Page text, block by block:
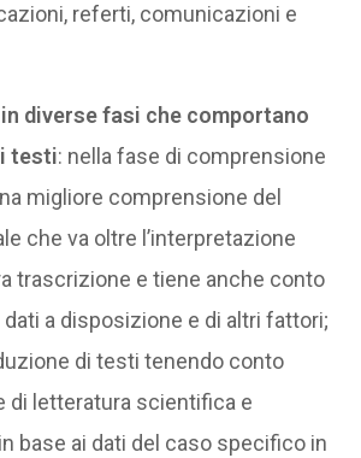
referti, comunicazioni e
in diverse fasi che comportano
testi: nella fase di comprensione
migliore comprensione del
che va oltre l’interpretazione
trascrizione e tiene anche conto
a disposizione e di altri fattori;
di testi tenendo conto
di letteratura scientifica e
base ai dati del caso specifico in